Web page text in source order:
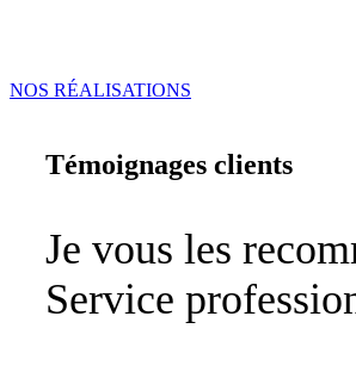
NOS RÉALISATIONS
Témoignages clients
Je vous les
Service